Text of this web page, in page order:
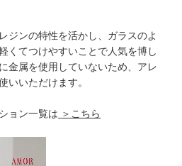
ジンの特性を活かし、ガラスのよ
くてつけやすいことで人気を博し
金属を使用していないため、アレ
いいただけます。
ョン一覧は ＞こちら